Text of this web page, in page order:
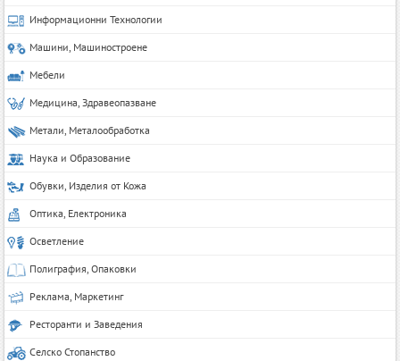
Информационни Технологии
Машини, Машиностроене
Мебели
Медицина, Здравеопазване
Метали, Металообработка
Наука и Образование
Обувки, Изделия от Кожа
Оптика, Електроника
Осветление
Полиграфия, Опаковки
Реклама, Маркетинг
Ресторанти и Заведения
Селско Стопанство